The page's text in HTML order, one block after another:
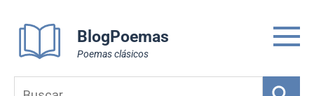
content
BlogPoemas
Poemas clásicos